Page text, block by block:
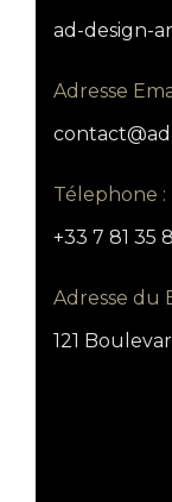
ad-design-
Adresse
Télephone :
+33 7 81 35
Adresse du
121